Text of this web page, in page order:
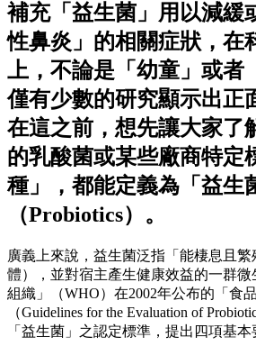
補充「益生菌」用以減緩
性鼻炎」的相關症狀，在
上，不論是「幼童」或者
僅有少數的研究顯示出正
在這之前，想先讓大家了
的乳酸菌或某些廠商特定
種」，都能定義為「益生
（Probiotics）。
廣義上來說，益生菌泛指「能棲息且繁
體），並對宿主產生健康效益的一群
組織」（WHO）在2002年公布的「食
（Guidelines for the Evaluation of
「益生菌」之認定標準，提出四項基本